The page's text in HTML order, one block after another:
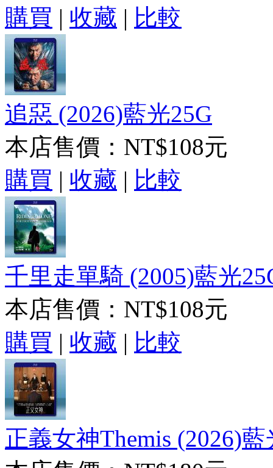
購買 | 收藏 | 比較
追惡 (2026)藍光25G
本店售價： NT$108元
購買 | 收藏 | 比較
千里走單騎 (2005)藍光
本店售價： NT$108元
購買 | 收藏 | 比較
正義女神Themis (2026)